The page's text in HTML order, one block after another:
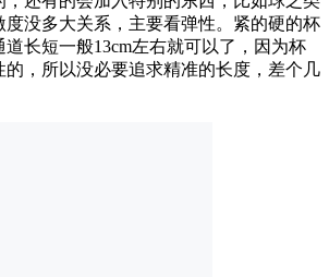
度没多大关系，主要看弹性。紧的硬的杯
长短一般13cm左右就可以了，因为杯
的，所以没必要追求精准的长度，差个几